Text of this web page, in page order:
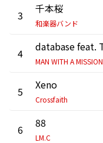
3 千本桜
和楽器バンド
4
MAN WITH A MISSION
5 Xeno
Crossfaith
6 88
LM.C